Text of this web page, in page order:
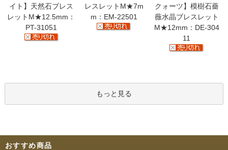
イト】天然石ブレス
レットM★12.5mm：
PT-31051
レスレットM★7m
m：EM-22501
クォーツ】模樹石薔
薇水晶ブレスレット
M★12mm：DE-304
11
もっと見る
おすすめ商品